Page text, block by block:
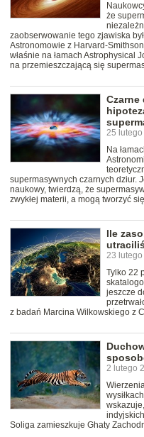
że
zaobserwowanie tego zjawiska
Astronomowie z Harvard-
właśnie na łamach Astrophysical
na przemieszczającą się
Czarne
25
Na
supermasywnych czarnych dziur.
naukowy, twierdzą, że
zwykłej materii, a mogą tworzyć
Ile
23
Tylko 22
jeszcze
z badań Marcina Wilkowskiego z
2 lutego
Soliga zamieszkuje Ghaty